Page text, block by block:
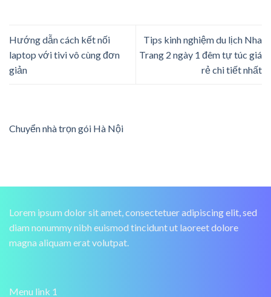
Hướng dẫn cách kết nối
laptop với tivi vô cùng đơn
giản
Tips kinh nghiệm du lịch Nha
Trang 2 ngày 1 đêm tự túc giá
rẻ chi tiết nhất
Chuyển nhà trọn gói Hà Nội
Lorem ipsum dolor sit amet, consectetuer adipiscing elit, sed
diam nonummy nibh euismod tincidunt ut laoreet dolore
magna aliquam erat volutpat.
Menu link 1